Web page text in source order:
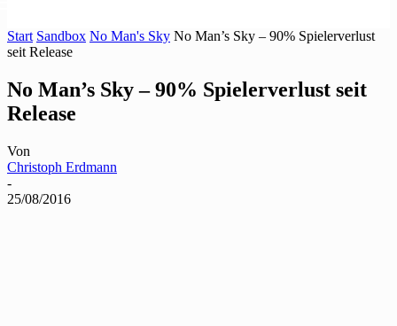
Start Sandbox No Man's Sky No Man’s Sky – 90% Spielerverlust
seit Release
No Man’s Sky – 90% Spielerverlust seit
Release
Von
Christoph Erdmann
-
25/08/2016